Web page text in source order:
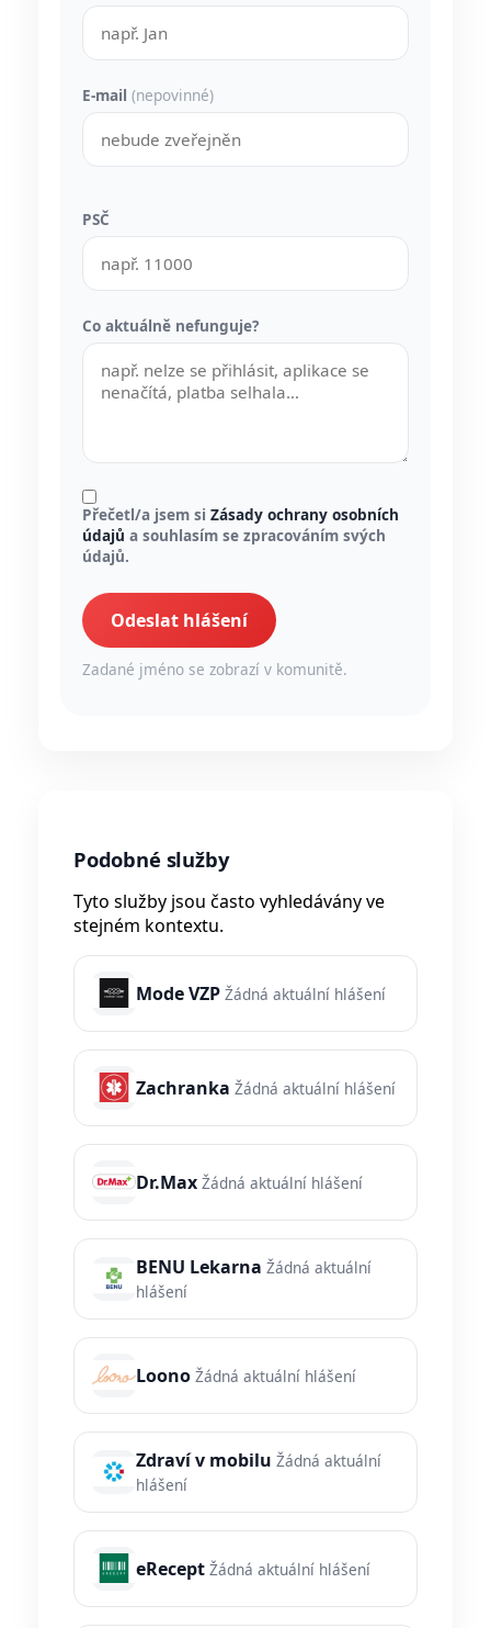
E-mail (nepovinné)
PSČ
Co aktuálně nefunguje?
Přečetl/a jsem si Zásady ochrany osobních
údajů a souhlasím se zpracováním svých
údajů.
Odeslat hlášení
Zadané jméno se zobrazí v komunitě.
Podobné služby
Tyto služby jsou často vyhledávány ve
stejném kontextu.
Mode VZP Žádná aktuální hlášení
Zachranka Žádná aktuální hlášení
Dr.Max Žádná aktuální hlášení
BENU Lekarna Žádná aktuální
hlášení
Loono Žádná aktuální hlášení
Zdraví v mobilu Žádná aktuální
hlášení
eRecept Žádná aktuální hlášení